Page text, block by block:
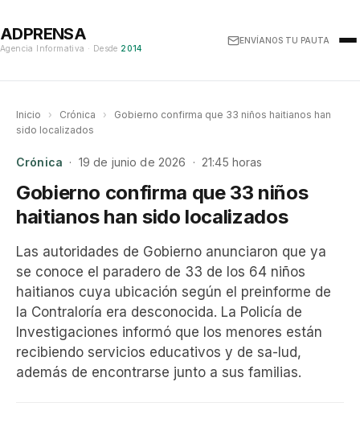
ADPRENSA
Agencia Informativa · Desde 2014
ENVÍANOS TU PAUTA
Inicio › Crónica ›
Gobierno confirma que 33 niños haitianos han
sido localizados
Crónica · 19 de junio de 2026 · 21:45 horas
Gobierno confirma que 33 niños
haitianos han sido localizados
Las autoridades de Gobierno anunciaron que ya
se conoce el paradero de 33 de los 64 niños
haitianos cuya ubicación según el preinforme de
la Contraloría era desconocida. La Policía de
Investigaciones informó que los menores están
recibiendo servicios educativos y de sa-lud,
además de encontrarse junto a sus familias.